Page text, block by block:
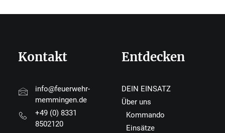
Kontakt
info@feuerwehr-
memmingen.de
+49 (0) 8331
8502120
Entdecken
DEIN EINSATZ
Über uns
Kommando
Einsätze